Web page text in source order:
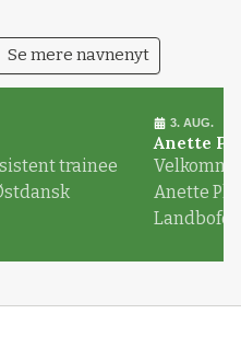
Se mere navnenyt
trainee
3. AUG.
Anette
Anette